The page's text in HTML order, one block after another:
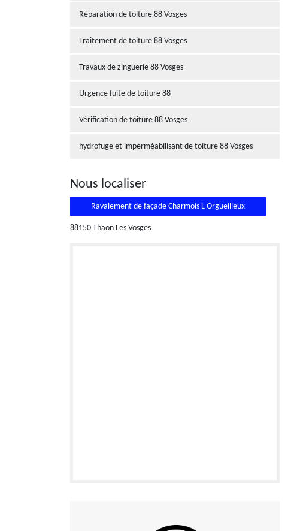
Réparation de toiture 88 Vosges
Traitement de toiture 88 Vosges
Travaux de zinguerie 88 Vosges
Urgence fuite de toiture 88
Vérification de toiture 88 Vosges
hydrofuge et imperméabilisant de toiture 88 Vosges
Nous localiser
Ravalement de façade Charmois L Orgueilleux
88150 Thaon Les Vosges